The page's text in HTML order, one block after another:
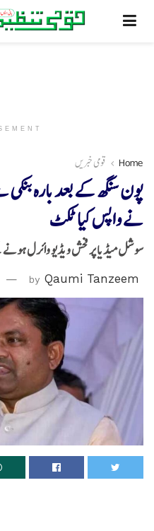
Home قومی خبریں
پون سنگھ کے بعد بارہ بنکی
نے واپس کیا ٹکٹ
سوشل میڈیا پر فحش ویڈیو وائرل ہونے
by Qaumi Tanzeem